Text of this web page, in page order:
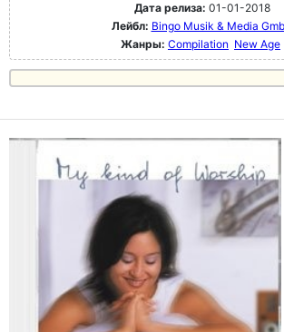
Дата релиза: 01-01-2018
Лейбл: Bingo Musik & Media
Жанры: Compilation New Age